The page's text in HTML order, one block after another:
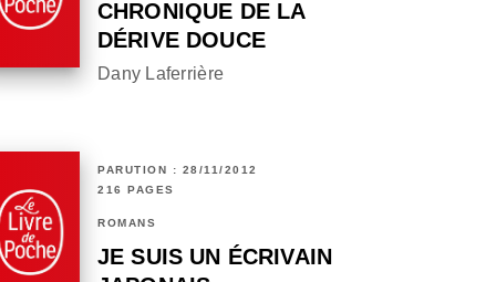
CHRONIQUE DE LA
DÉRIVE DOUCE
Dany Laferrière
PARUTION : 28/11/2012
216 PAGES
ROMANS
JE SUIS UN ÉCRIVAIN